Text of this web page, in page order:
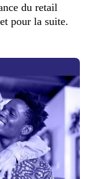
du retail
pour la suite.